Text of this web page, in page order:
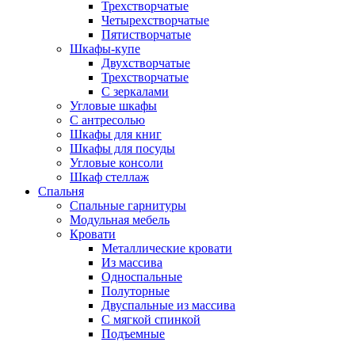
Трехстворчатые
Четырехстворчатые
Пятистворчатые
Шкафы-купе
Двухстворчатые
Трехстворчатые
С зеркалами
Угловые шкафы
С антресолью
Шкафы для книг
Шкафы для посуды
Угловые консоли
Шкаф стеллаж
Спальня
Спальные гарнитуры
Модульная мебель
Кровати
Металлические кровати
Из массива
Односпальные
Полуторные
Двуспальные из массива
С мягкой спинкой
Подъемные